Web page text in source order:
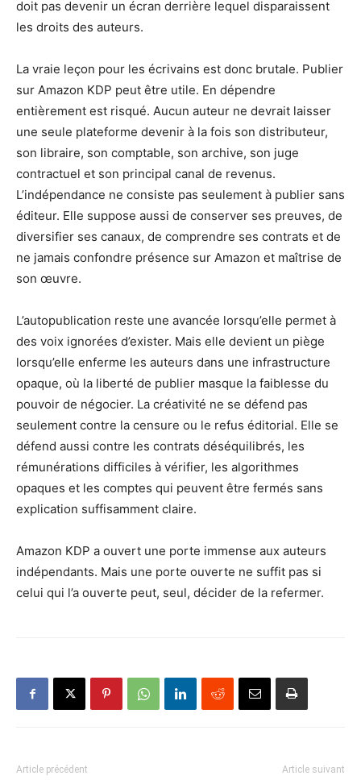
doit pas devenir un écran derrière lequel disparaissent
les droits des auteurs.
La vraie leçon pour les écrivains est donc brutale. Publier
sur Amazon KDP peut être utile. En dépendre
entièrement est risqué. Aucun auteur ne devrait laisser
une seule plateforme devenir à la fois son distributeur,
son libraire, son comptable, son archive, son juge
contractuel et son principal canal de revenus.
L’indépendance ne consiste pas seulement à publier sans
éditeur. Elle suppose aussi de conserver ses preuves, de
diversifier ses canaux, de comprendre ses contrats et de
ne jamais confondre présence sur Amazon et maîtrise de
son œuvre.
L’autopublication reste une avancée lorsqu’elle permet à
des voix ignorées d’exister. Mais elle devient un piège
lorsqu’elle enferme les auteurs dans une infrastructure
opaque, où la liberté de publier masque la faiblesse du
pouvoir de négocier. La créativité ne se défend pas
seulement contre la censure ou le refus éditorial. Elle se
défend aussi contre les contrats déséquilibrés, les
rémunérations difficiles à vérifier, les algorithmes
opaques et les comptes qui peuvent être fermés sans
explication suffisamment claire.
Amazon KDP a ouvert une porte immense aux auteurs
indépendants. Mais une porte ouverte ne suffit pas si
celui qui l’a ouverte peut, seul, décider de la refermer.
Article précédent Article suivant